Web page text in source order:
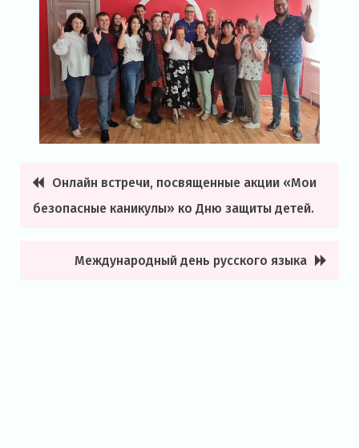
Навигация
по
Онлайн встречи, посвященные акции «Мои
безопасные каникулы» ко Дню защиты детей.
Международный день русского языка